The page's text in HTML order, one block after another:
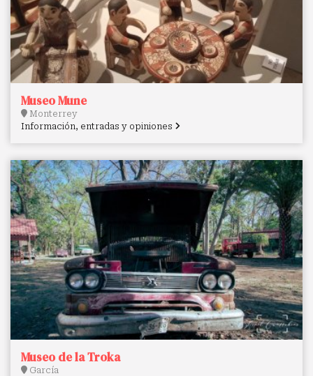
Museo Mune
Monterrey
Información, entradas y opiniones
Museo de la Troka
García